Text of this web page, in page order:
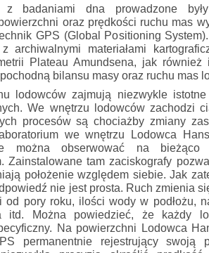
z badaniami dna prowadzone
oraz prędkości ruchu mas
GPS (Global Positioning
archiwalnymi materiałami
Plateau Amundsena, jak również
bilansu masy oraz ruchu mas
lodowców zajmują niezwykle
We wnętrzu lodowców zachodzi
procesów są chociażby zmiany
we wnętrzu Lodowca
można obserwować na bieżąco
Zainstalowane tam zaciskografy
położenie względem siebie. Jak
nie jest prosta. Ruch zmienia
od pory roku, ilości wody w podłożu,
itd. Można powiedzieć, że każdy
Na powierzchni Lodowca
permanentnie rejestrujący swoją